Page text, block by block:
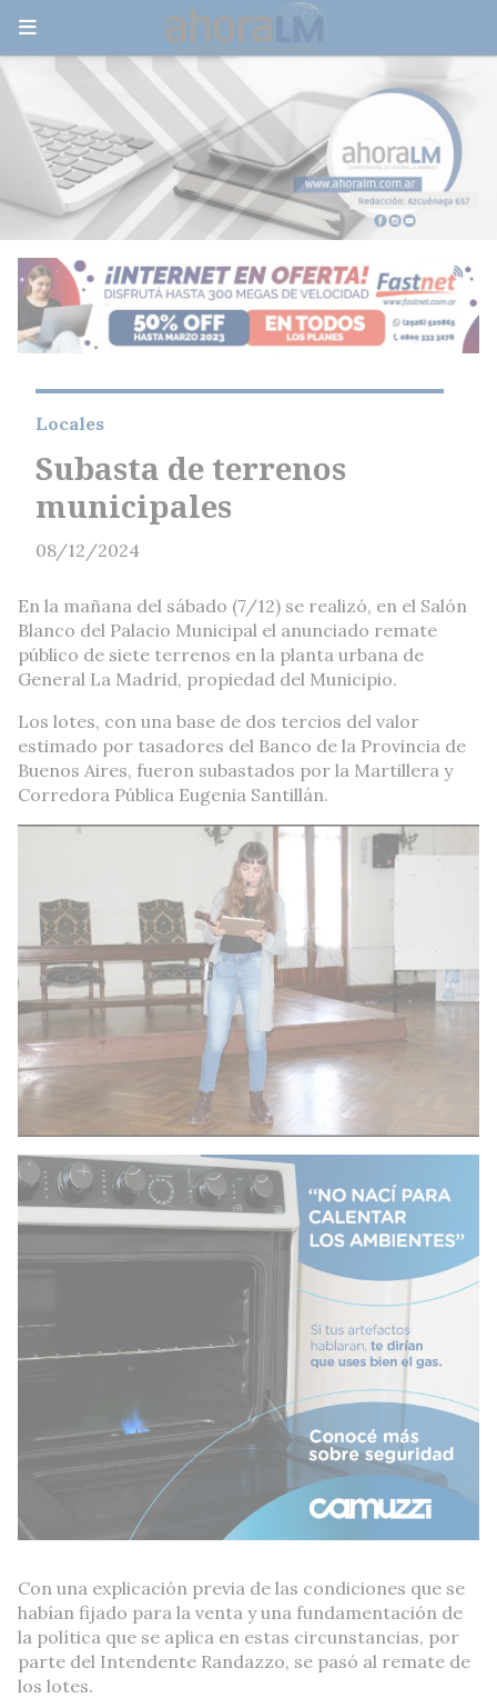
Subasta de terrenos
municipales
Locales
08/12/2024
En la mañana del sábado (7/12) se realizó, en el Salón
Blanco del Palacio Municipal el anunciado remate
público de siete terrenos en la planta urbana de
General La Madrid, propiedad del Municipio.
Los lotes, con una base de dos tercios del valor
estimado por tasadores del Banco de la Provincia de
Buenos Aires, fueron subastados por la Martillera y
Corredora Pública Eugenia Santillán.
Con una explicación previa de las condiciones que se
habían fijado para la venta y una fundamentación de
la política que se aplica en estas circunstancias, por
parte del Intendente Randazzo, se pasó al remate de
los lotes.